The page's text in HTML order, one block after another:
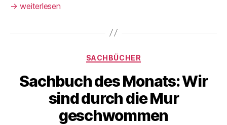
→ weiterlesen
Kategorien
SACHBÜCHER
Sachbuch des Monats: Wir
sind durch die Mur
geschwommen